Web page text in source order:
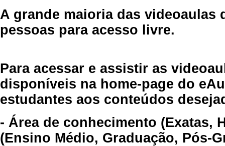
A grande maioria das videoaulas
pessoas para acesso livre.
Para acessar e assistir as
disponíveis na home-page do
estudantes aos conteúdos
- Área de conhecimento (Exatas,
(Ensino Médio, Graduação, Pós-